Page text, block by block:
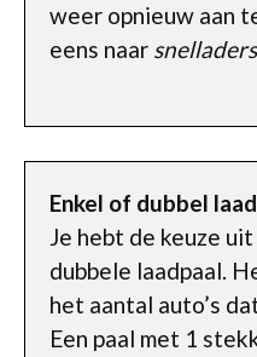
weer opnieuw aan
eens naar
Enkel of dubbel
Je hebt de keuze
dubbele laadpaal.
het aantal auto’s
Een paal met 1